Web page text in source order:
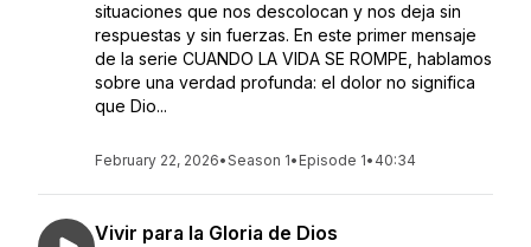
situaciones que nos descolocan y nos deja sin
respuestas y sin fuerzas. En este primer mensaje
de la serie CUANDO LA VIDA SE ROMPE, hablamos
sobre una verdad profunda: el dolor no significa
que Dio...
February 22, 2026•Season 1• Episode 1• 40:34
Vivir para la Gloria de Dios